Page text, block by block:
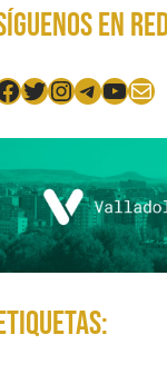
en
Twitter
Instagram
Mail